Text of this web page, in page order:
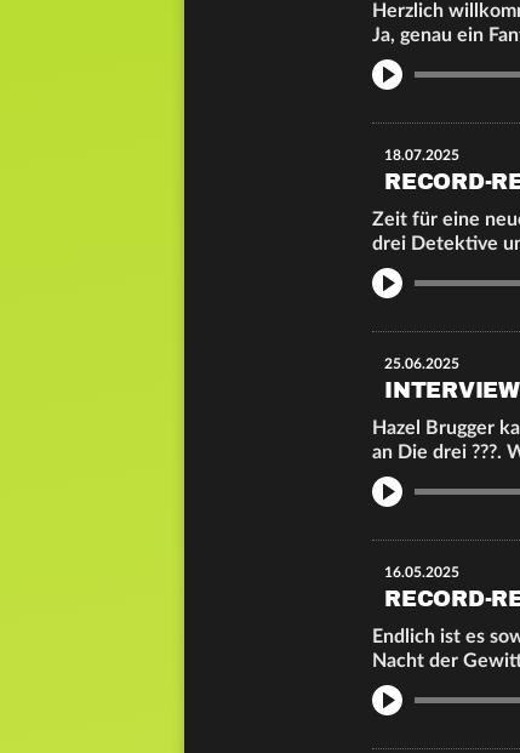
Herzlich
Ja, genau ein
18.07.2025
RECORD-
Zeit für eine
drei Detektive
25.06.2025
Hazel Brugger
an Die drei ???.
16.05.2025
RECORD-
Endlich ist es
Nacht der